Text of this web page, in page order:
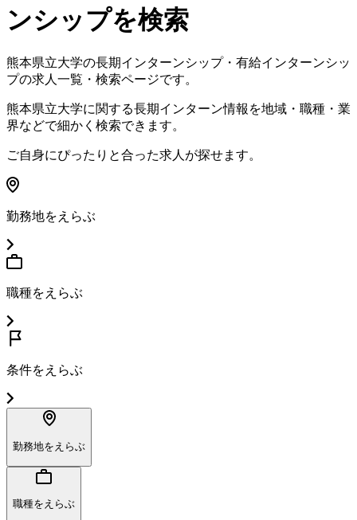
ンシップを検索
熊本県立大学の長期インターンシップ・有給インターンシッ
プの求人一覧・検索ページです。
熊本県立大学に関する長期インターン情報を地域・職種・業
界などで細かく検索できます。
ご自身にぴったりと合った求人が探せます。
勤務地をえらぶ
職種をえらぶ
条件をえらぶ
勤務地をえらぶ
職種をえらぶ